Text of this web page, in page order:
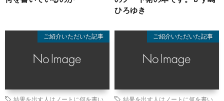
ひろゆき
ご紹介いただいた記事
結果を出す人はノートに何を書い
ご紹介いただいた記事
結果を出す人はノートに何を書い